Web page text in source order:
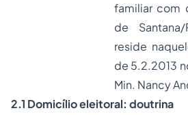
familiar com
de
reside
de 5.2.2013
Min. Nancy
2.1 Domicílio eleitoral: doutrina